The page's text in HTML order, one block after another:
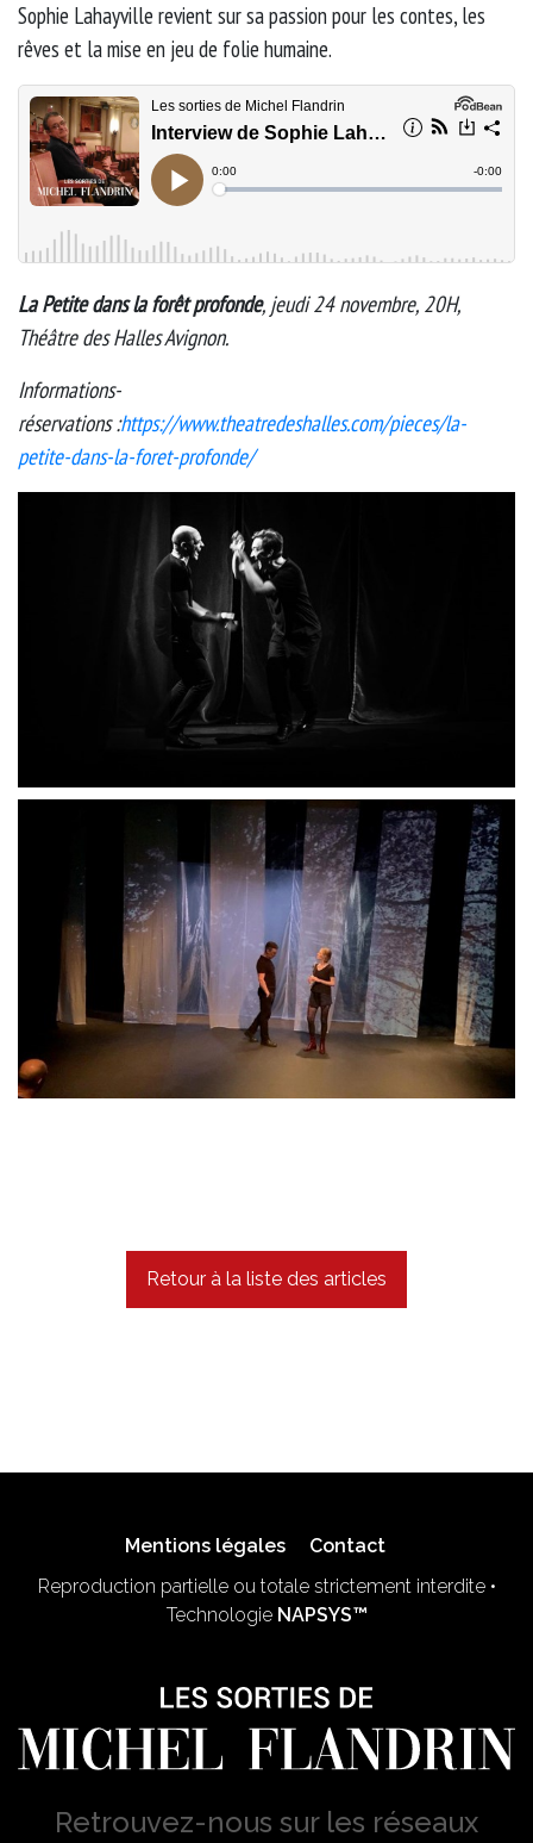
Sophie Lahayville revient sur sa passion pour les contes, les
rêves et la mise en jeu de folie humaine.
La Petite dans la forêt profonde, jeudi 24 novembre, 20H,
Théâtre des Halles Avignon.
Informations-
réservations :https://www.theatredeshalles.com/pieces/la-
petite-dans-la-foret-profonde/
Retour à la liste des articles
Mentions légales
Contact
Reproduction partielle ou totale strictement interdite •
Technologie NAPSYS™
Retrouvez-nous sur les réseaux